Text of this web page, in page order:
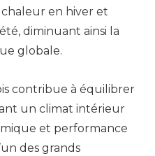
en hiver et
diminuant ainsi la
globale.
contribue à équilibrer
un climat intérieur
et performance
des grands